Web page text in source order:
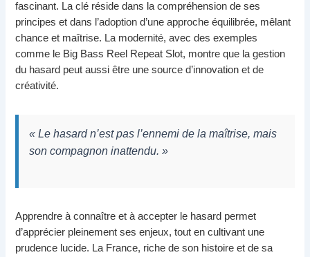
fascinant. La clé réside dans la compréhension de ses
principes et dans l’adoption d’une approche équilibrée, mêlant
chance et maîtrise. La modernité, avec des exemples
comme le Big Bass Reel Repeat Slot, montre que la gestion
du hasard peut aussi être une source d’innovation et de
créativité.
« Le hasard n’est pas l’ennemi de la maîtrise, mais
son compagnon inattendu. »
Apprendre à connaître et à accepter le hasard permet
d’apprécier pleinement ses enjeux, tout en cultivant une
prudence lucide. La France, riche de son histoire et de sa